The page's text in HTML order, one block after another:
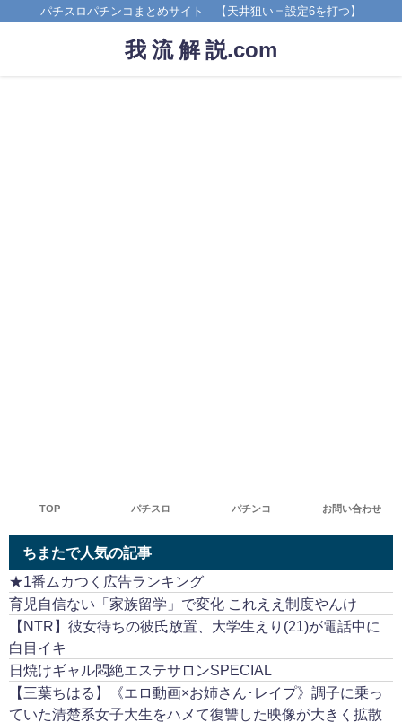
パチスロパチンコまとめサイト 【天井狙い＝設定6を打つ】
我 流 解 説.com
TOP パチスロ パチンコ お問い合わせ
ちまたで人気の記事
★1番ムカつく広告ランキング
育児自信ない「家族留学」で変化 これええ制度やんけ
【NTR】彼女待ちの彼氏放置、大学生えり(21)が電話中に
白目イキ
日焼けギャル悶絶エステサロンSPECIAL
【三葉ちはる】《エロ動画×お姉さん･レイプ》調子に乗っ
ていた清楚系女子大生をハメて復讐した映像が大きく拡散